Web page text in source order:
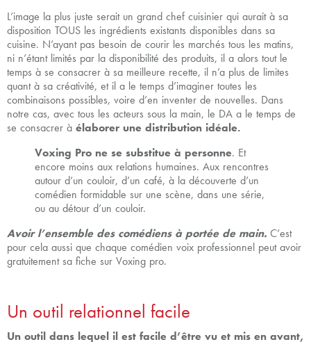
L’image la plus juste serait un grand chef cuisinier qui aurait à sa
disposition TOUS les ingrédients existants disponibles dans sa
cuisine. N’ayant pas besoin de courir les marchés tous les matins,
ni n’étant limités par la disponibilité des produits, il a alors tout le
temps à se consacrer à sa meilleure recette, il n’a plus de limites
quant à sa créativité, et il a le temps d’imaginer toutes les
combinaisons possibles, voire d’en inventer de nouvelles. Dans
notre cas, avec tous les acteurs sous la main, le DA a le temps de
se consacrer à élaborer une distribution idéale.
Voxing Pro ne se substitue à personne. Et
encore moins aux relations humaines. Aux rencontres
autour d’un couloir, d’un café, à la découverte d’un
comédien formidable sur une scène, dans une série,
ou au détour d’un couloir.
Avoir l’ensemble des comédiens à portée de main. C’est
pour cela aussi que chaque comédien voix professionnel peut avoir
gratuitement sa fiche sur Voxing pro.
Un outil relationnel facile
Un outil dans lequel il est facile d’être vu et mis en avant,